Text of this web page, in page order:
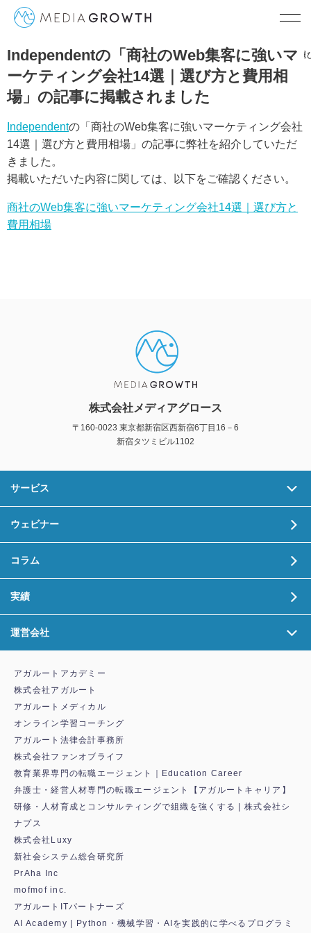
TOP Independentの「商社のWeb集客に強いマーケティング会社14選｜
Independentの「商社のWeb集客に強いマ
ーケティング会社14選｜選び方と費用相
場」の記事に掲載されました
Independentの「商社のWeb集客に強いマーケティング会社
14選｜選び方と費用相場」の記事に弊社を紹介していただ
きました。
掲載いただいた内容に関しては、以下をご確認ください。
商社のWeb集客に強いマーケティング会社14選｜選び方と
費用相場
サービス
ウェビナー
コラム
実績
運営会社
株式会社メディアグロース
〒160-0023 東京都新宿区西新宿6丁目16－6
新宿タツミビル1102
アガルートアカデミー
株式会社アガルート
アガルートメディカル
オンライン学習コーチング
アガルート法律会計事務所
株式会社ファンオブライフ
教育業界専門の転職エージェント｜Education Career
弁護士・経営人材専門の転職エージェント【アガルートキャリア】
研修・人材育成とコンサルティングで組織を強くする | 株式会社シ
ナプス
株式会社Luxy
新社会システム総合研究所
PrAha Inc
mofmof inc.
アガルートITパートナーズ
AI Academy | Python・機械学習・AIを実践的に学べるプログラミ